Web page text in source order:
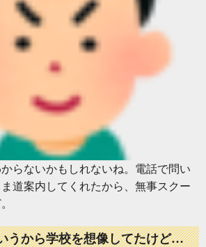
らないかもしれないね。電話で問い
道案内してくれたから、無事スクー
うから学校を想像してたけど…